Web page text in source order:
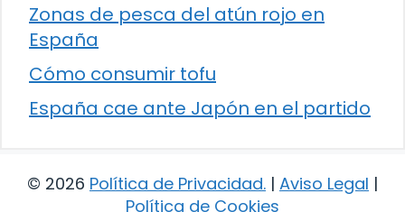
Zonas de pesca del atún rojo en
España
Cómo consumir tofu
España cae ante Japón en el partido
© 2026 Política de Privacidad. | Aviso Legal |
Política de Cookies